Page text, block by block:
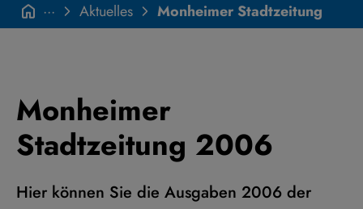
Monheimer Stadtzeitung
Aktuelles
···
Monheimer
Stadtzeitung 2006
Hier können Sie die Ausgaben 2006 der